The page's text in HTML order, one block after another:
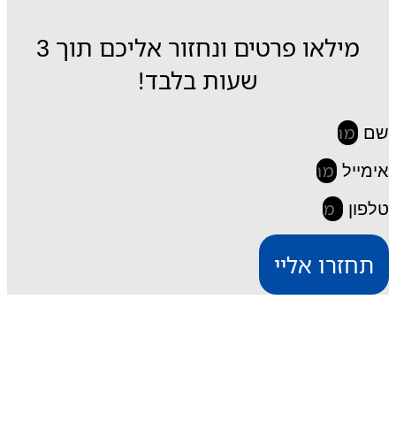
מילאו פרטים ונחזור אליכם תוך 3
שעות בלבד!
שם
אימייל
טלפון
תחזרו אליי